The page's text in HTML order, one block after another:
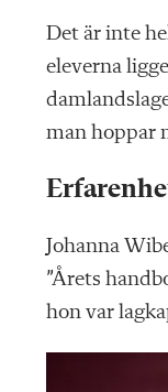
Det är inte
eleverna
man hoppar
Johanna
”Årets
hon var